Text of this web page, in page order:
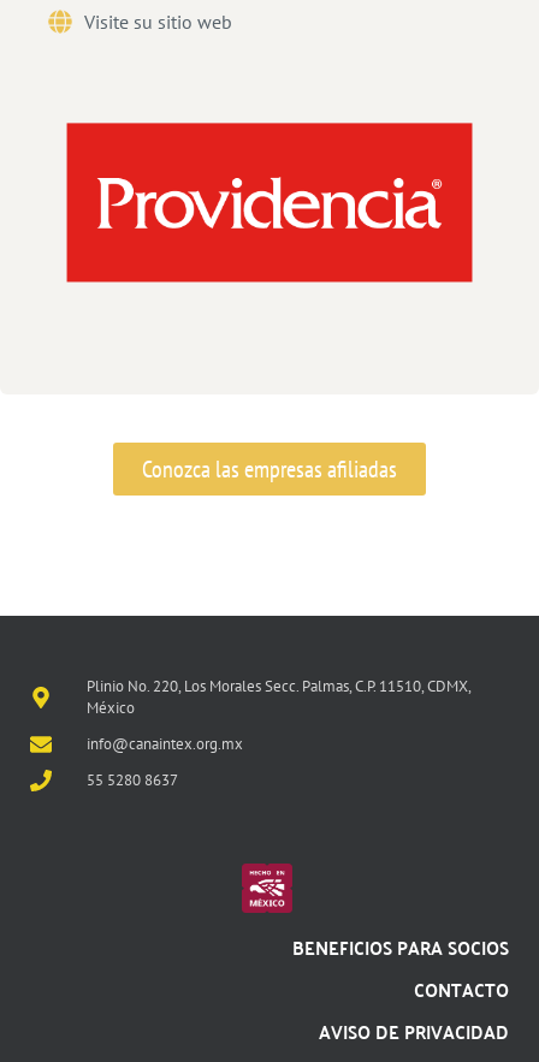
Visite su sitio web
Conozca las empresas afiliadas
Plinio No. 220, Los Morales Secc. Palmas, C.P. 11510, CDMX,
México
info@canaintex.org.mx
55 5280 8637
BENEFICIOS PARA SOCIOS
CONTACTO
AVISO DE PRIVACIDAD